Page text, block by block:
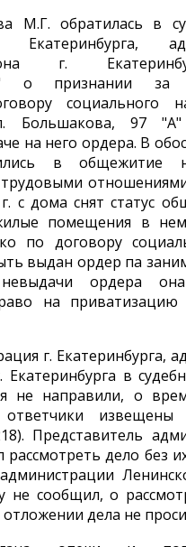
М.Г. обратилась в
г.
о признании
социального
Большакова, 97
на него ордера. В
в общежитие
трудовыми
с дома снят статус
помещения в
по договору
выдан ордер па
ордера
на приватизацию
г. Екатеринбурга,
в
не направили, о
ответчики
Представитель
рассмотреть дело без
не сообщил, о
отложении дела не